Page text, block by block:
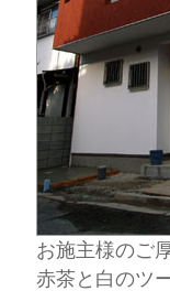
お施主様のご
赤茶と白のツ